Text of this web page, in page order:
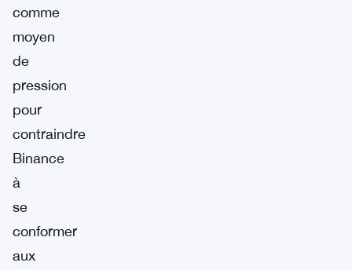
comme
moyen
de
pression
pour
contraindre
Binance
à
se
conformer
aux